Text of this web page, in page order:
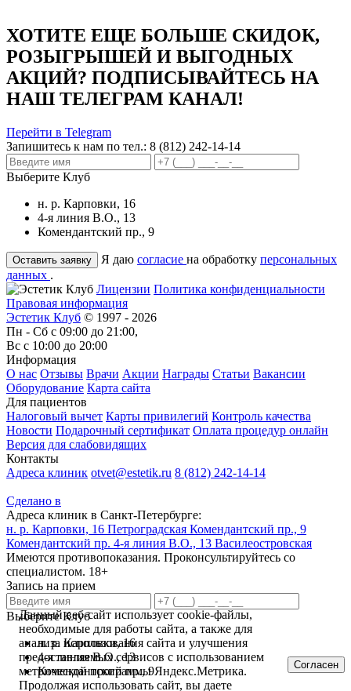
ХОТИТЕ ЕЩЕ БОЛЬШЕ СКИДОК,
РОЗЫГРЫШЕЙ И ВЫГОДНЫХ
АКЦИЙ? ПОДПИСЫВАЙТЕСЬ НА
НАШ ТЕЛЕГРАМ КАНАЛ!
Перейти в Telegram
Запишитесь к нам по тел.: 8 (812) 242-14-14
Выберите Клуб
н. р. Карповки, 16
4-я линия В.О., 13
Комендантский пр., 9
Я даю согласие на обработку персональных
данных .
Лицензии Политика конфиденциальности
Правовая информация
Эстетик Клуб © 1997 - 2026
Пн - Сб с 09:00 до 21:00,
Вс с 10:00 до 20:00
Информация
О нас Отзывы Врачи Акции Награды Статьи Вакансии
Оборудование Карта сайта
Для пациентов
Налоговый вычет Карты привилегий Контроль качества
Новости Подарочный сертификат Оплата процедур онлайн
Версия для слабовидящих
Контакты
Адреса клиник otvet@estetik.ru 8 (812) 242-14-14
Сделано в
Адреса клиник в Санкт-Петербурге:
н. р. Карповки, 16 Петроградская Комендантский пр., 9
Комендантский пр. 4-я линия В.О., 13 Василеостровская
Имеются противопоказания. Проконсультируйтесь со
специалистом. 18+
Запись на прием
Выберите Клуб
н. р. Карповки, 16
4-я линия В.О., 13
Комендантский пр., 9
Данный веб-сайт использует cookie-файлы,
необходимые для работы сайта, а также для
анализа использования сайта и улучшения
предоставляемых сервисов с использованием
метрической программы Яндекс.Метрика.
Продолжая использовать сайт, вы даете
Согласен